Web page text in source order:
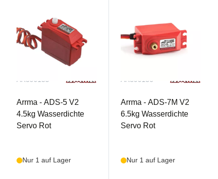
AR390133
Arrma - ADS-5 V2
4.5kg Wasserdichte
Servo Rot
Nur 1 auf Lager
AR390136
Arrma - ADS-7M V2
6.5kg Wasserdichte
Servo Rot
Nur 1 auf Lager